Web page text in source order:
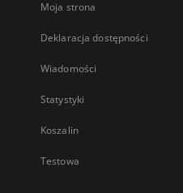
Moja strona
Deklaracja dostępności
Wiadomości
Statystyki
Koszalin
Testowa